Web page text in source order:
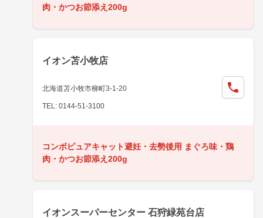
肉・かつお節添え200g
イオン苫小牧店
北海道苫小牧市柳町3-1-20
TEL: 0144-51-3100
コンボピュアキャット避妊・去勢後用 まぐろ味・鶏
肉・かつお節添え200g
イオンスーパーセンター 石狩緑苑台店